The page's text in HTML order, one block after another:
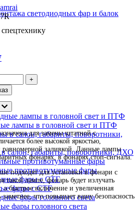
светодиодных фар и балок
лампы в головной свет и ПТФ
салон, габариты, поворотники, ДХО
противотуманные фары
фары с СТГ
фары головного света
+
для замены штатной с
более высокой яркостью,
заливкой. Данные лампы
фонарях, в фонарях стоп-сигнала.
подходят для установки в фонари с
такой лампе, фонарь будет излучать
быстрое включение и увеличенная
заметнее, что повышает вашу безопасность